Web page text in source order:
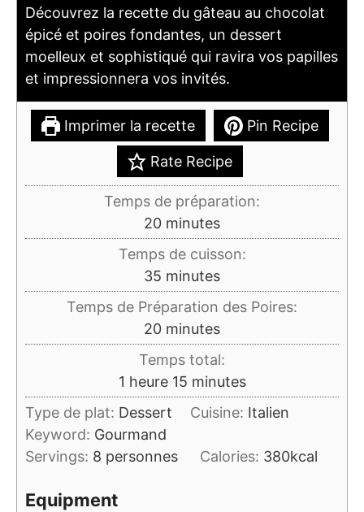
Découvrez la recette du gâteau au chocolat
épicé et poires fondantes, un dessert
moelleux et sophistiqué qui ravira vos papilles
et impressionnera vos invités.
Imprimer la recette Pin Recipe
Rate Recipe
Temps de préparation:
20minutes
minutes
Temps de cuisson:
35 minutes
minutes
Temps de Préparation des Poires:
20minutes
minutes
Temps total:
1 heure
heure 15minutes
minutes
Type de plat: Dessert Cuisine: Italien
Keyword: Gourmand
Servings: 8 personnes Calories: 380kcal
Equipment